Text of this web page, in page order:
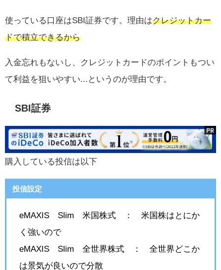
使っている口座はSBI証券です。理由はクレジットカー
ドで積立できるから
入金忘れもないし、クレジットカードのポイントもつい
て利益を狙いやすい...というのが理由です。
SBI証券
購入している投信は以下
投信設定
eMAXIS Slim 米国株式 ： 米国株はとにか
く強いので
eMAXIS Slim 全世界株式 ： 全世界どこか
は景気が良いので分散